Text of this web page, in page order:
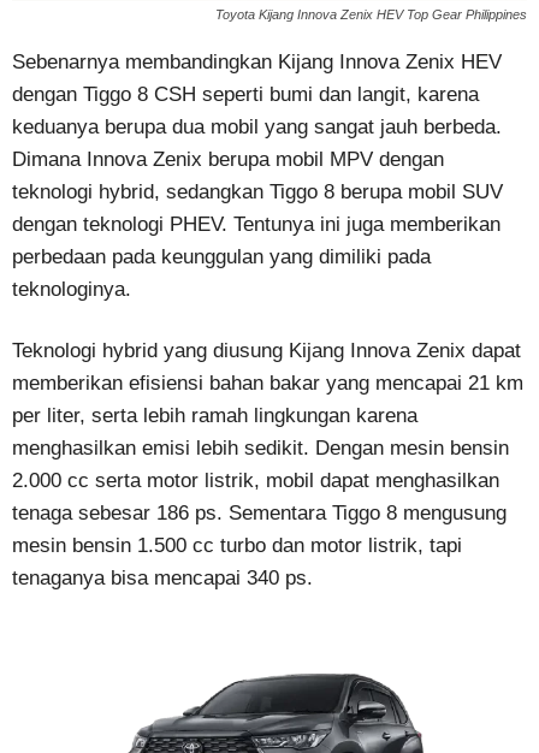
Toyota Kijang Innova Zenix HEV Top Gear Philippines
Sebenarnya membandingkan Kijang Innova Zenix HEV
dengan Tiggo 8 CSH seperti bumi dan langit, karena
keduanya berupa dua mobil yang sangat jauh berbeda.
Dimana Innova Zenix berupa mobil MPV dengan
teknologi hybrid, sedangkan Tiggo 8 berupa mobil SUV
dengan teknologi PHEV. Tentunya ini juga memberikan
perbedaan pada keunggulan yang dimiliki pada
teknologinya.
Teknologi hybrid yang diusung Kijang Innova Zenix dapat
memberikan efisiensi bahan bakar yang mencapai 21 km
per liter, serta lebih ramah lingkungan karena
menghasilkan emisi lebih sedikit. Dengan mesin bensin
2.000 cc serta motor listrik, mobil dapat menghasilkan
tenaga sebesar 186 ps. Sementara Tiggo 8 mengusung
mesin bensin 1.500 cc turbo dan motor listrik, tapi
tenaganya bisa mencapai 340 ps.